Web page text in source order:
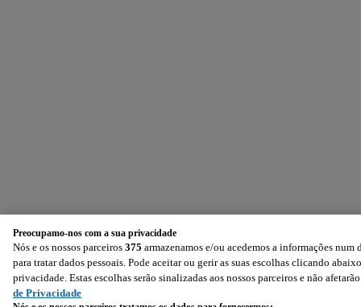
Preocupamo-nos com a sua privacidade
Nós e os nossos parceiros 375 armazenamos e/ou acedemos a informações
para tratar dados pessoais. Pode aceitar ou gerir as suas escolhas clicando
privacidade. Estas escolhas serão sinalizadas aos nossos parceiros e não
de Privacidade